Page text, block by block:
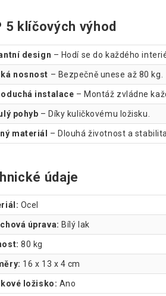
5 klíčových výhod
design – Hodí se do každého
nosnost – Bezpečně unese až 80 kg.
instalace – Montáž zvládne
pohyb – Díky kuličkovému ložisku.
materiál – Dlouhá životnost a stabilita.
údaje
Ocel
úprava: Bílý lak
80 kg
16 x 13 x 4 cm
ložisko: Ano